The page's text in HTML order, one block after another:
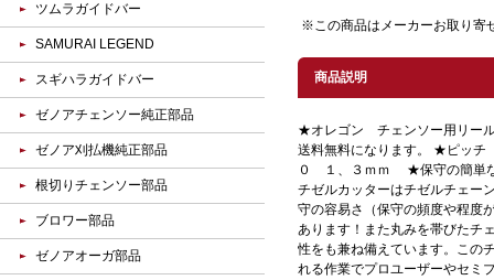
※この商品はメーカーお取り寄
商品説明
★オレゴン チェンソー用リー
送料無料になります。 ★
０ １、３ｍｍ ★保守の簡単
チゼルカッターはチゼルチェー
守の容易さ（保守の頻度や程度
あります！また丸みを帯びたチ
性をも兼ね備えています。この
れる作業でプロユーザーやセミ
ツムラガイドバー
SAMURAI LEGEND
スギハラガイドバー
ゼノアチェンソー純正部品
ゼノア刈払機純正部品
根切りチェンソー部品
ブロワー部品
ゼノアオーガ部品